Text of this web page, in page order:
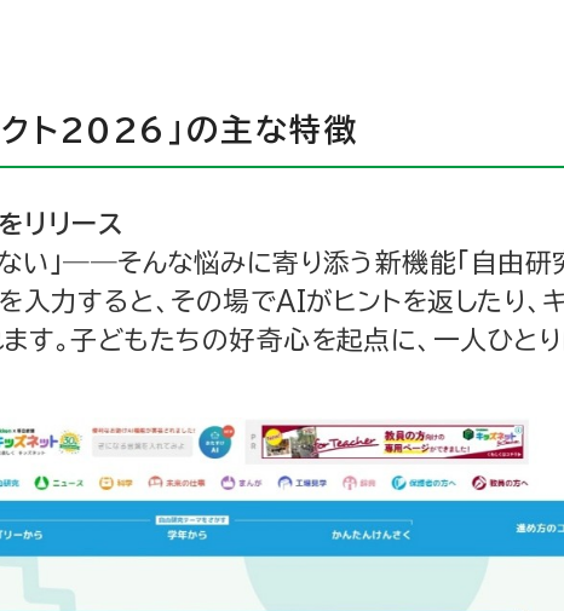
ト2026」の主な特徴
リリース
い」――そんな悩みに寄り添う新機能「自由研
入力すると、その場でAIがヒントを返したり
す。子どもたちの好奇心を起点に、一人ひと